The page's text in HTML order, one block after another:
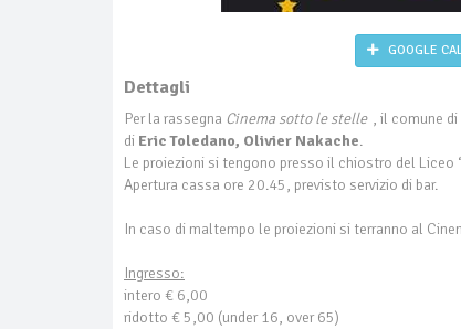
GOOGLE
Dettagli
Per la rassegna Cinema sotto le stelle , il comune di
di Eric Toledano, Olivier Nakache.
Le proiezioni si tengono presso il chiostro del Liceo
Apertura cassa ore 20.45, previsto servizio di bar.
In caso di maltempo le proiezioni si terranno al
Ingresso:
intero € 6,00
ridotto € 5,00 (under 16, over 65)